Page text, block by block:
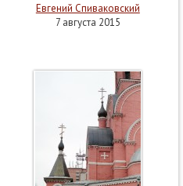
Евгений Спиваковский
7 августа 2015